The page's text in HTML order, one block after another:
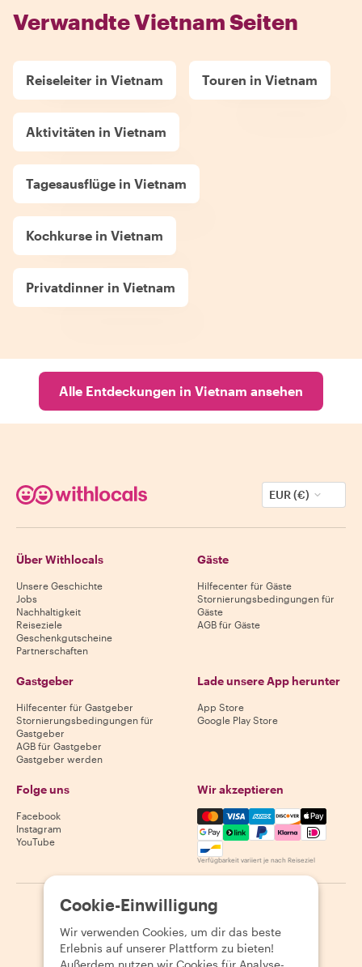
Verwandte Vietnam Seiten
Reiseleiter in Vietnam Touren in Vietnam
Aktivitäten in Vietnam
Tagesausflüge in Vietnam
Kochkurse in Vietnam
Privatdinner in Vietnam
Alle Entdeckungen in Vietnam ansehen
EUR (€)
Über Withlocals
Unsere Geschichte
Jobs
Nachhaltigkeit
Reiseziele
Geschenkgutscheine
Partnerschaften
Gäste
Hilfecenter für Gäste
Stornierungsbedingungen für
Gäste
AGB für Gäste
Gastgeber
Hilfecenter für Gastgeber
Stornierungsbedingungen für
Gastgeber
AGB für Gastgeber
Gastgeber werden
Lade unsere App herunter
App Store
Google Play Store
Folge uns
Facebook
Instagram
YouTube
Wir akzeptieren
Mastercard, Visa, Amex,
Verfügbarkeit variiert je nach Reiseziel
2026 Withlocals.com | Datenschutzerklärung
Seitenübersicht
Cookie-Einwilligung
Wir verwenden Cookies, um dir das beste
Erlebnis auf unserer Plattform zu bieten!
Außerdem nutzen wir Cookies für Analyse-